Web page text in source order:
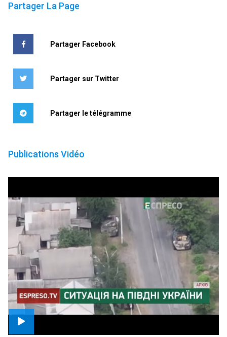
Partager La Page
Partager Facebook
Partager sur Twitter
Partager le télégramme
Publications Vidéo